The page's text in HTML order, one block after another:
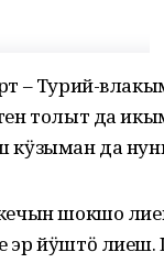
– Турий-
толыт да
кӱзыман да
шокшо
эр йӱштӧ лиеш.